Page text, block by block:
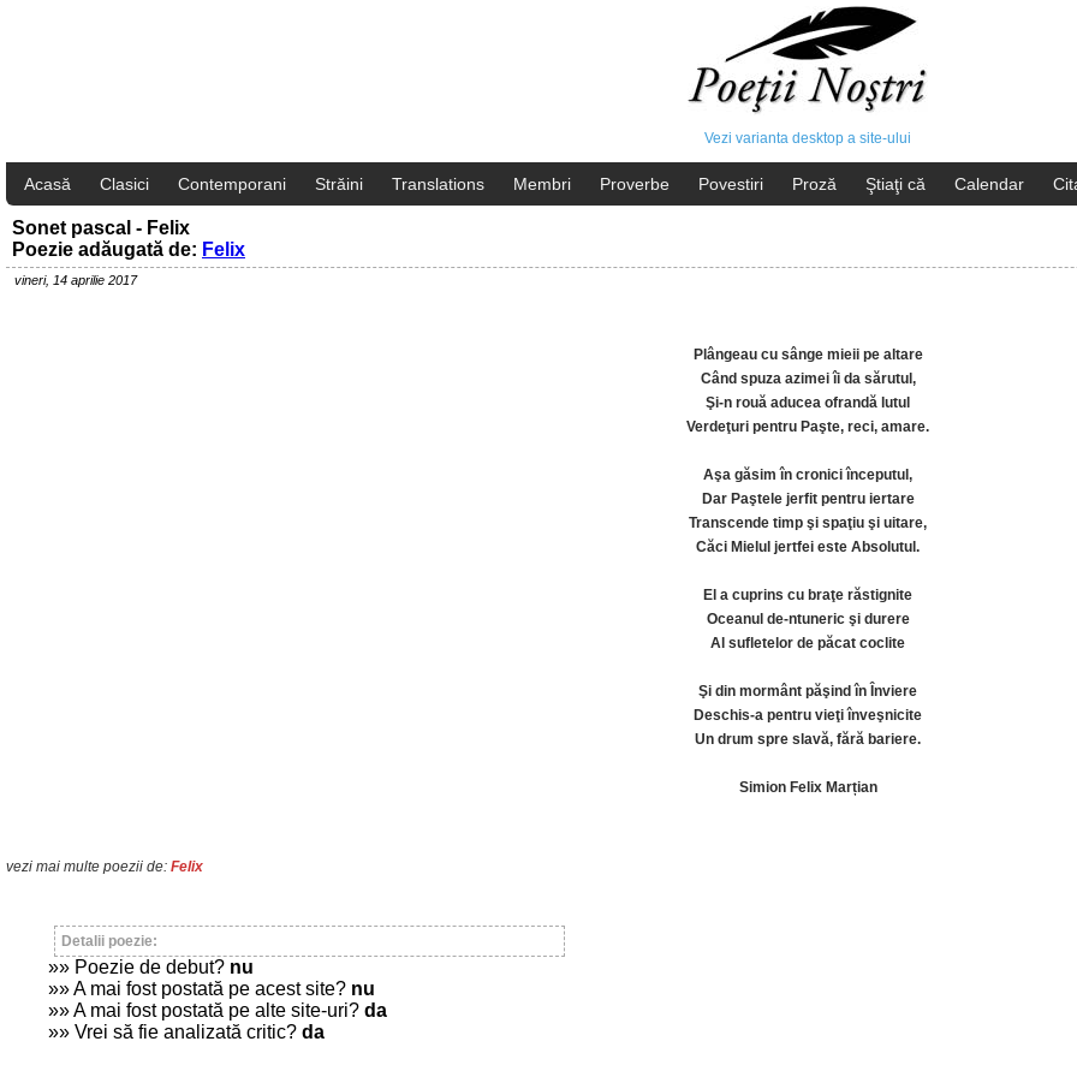
Vezi varianta desktop a site-ului
Acasă Clasici Contemporani Străini Translations Membri Proverbe Povestiri Proză Ştiaţi că Calendar
Sonet pascal - Felix
Poezie adăugată de: Felix
vineri, 14 aprilie 2017
Plângeau cu sânge mieii pe altare
Când spuza azimei îi da sărutul,
Şi-n rouă aducea ofrandă lutul
Verdeţuri pentru Paşte, reci, amare.
Aşa găsim în cronici începutul,
Dar Paştele jerfit pentru iertare
Transcende timp şi spaţiu şi uitare,
Căci Mielul jertfei este Absolutul.
El a cuprins cu braţe răstignite
Oceanul de-ntuneric şi durere
Al sufletelor de păcat coclite
Şi din mormânt păşind în Înviere
Deschis-a pentru vieţi înveşnicite
Un drum spre slavă, fără bariere.
Simion Felix Marțian
vezi mai multe poezii de: Felix
Detalii poezie:
»» Poezie de debut? nu
»» A mai fost postată pe acest site? nu
»» A mai fost postată pe alte site-uri? da
»» Vrei să fie analizată critic? da